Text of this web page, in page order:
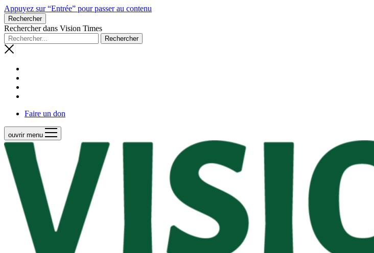
Appuyez sur “Entrée” pour passer au contenu
Rechercher
Rechercher dans Vision Times
Faire un don
ouvrir menu